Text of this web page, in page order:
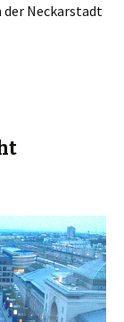
der Neckarstadt